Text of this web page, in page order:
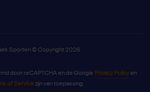
Sporten © Copyright 2026
door reCAPTCHA en de Google Privacy Policyen
of Servicezijn van toepassing.